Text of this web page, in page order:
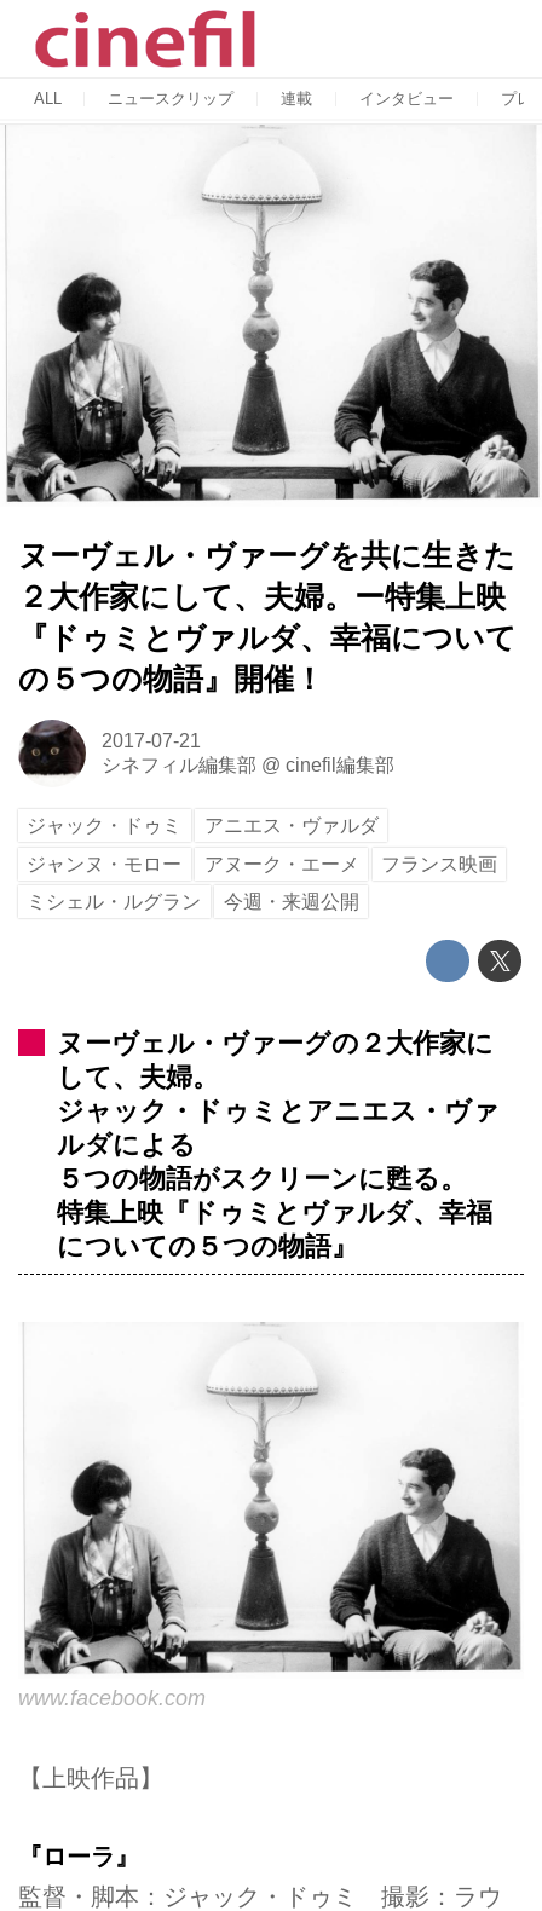
ALL ニュースクリップ 連載 インタビュー プレ
ヌーヴェル・ヴァーグを共に生きた
２大作家にして、夫婦。ー特集上映
『ドゥミとヴァルダ、幸福について
の５つの物語』開催！
2017-07-21
シネフィル編集部 @ cinefil編集部
ジャック・ドゥミ
アニエス・ヴァルダ
ジャンヌ・モロー
アヌーク・エーメ
フランス映画
ミシェル・ルグラン
今週・来週公開
ヌーヴェル・ヴァーグの２大作家に
して、夫婦。
ジャック・ドゥミとアニエス・ヴァ
ルダによる
５つの物語がスクリーンに甦る。
特集上映『ドゥミとヴァルダ、幸福
についての５つの物語』
www.facebook.com
【上映作品】
『ローラ』
監督・脚本：ジャック・ドゥミ 撮影：ラウ